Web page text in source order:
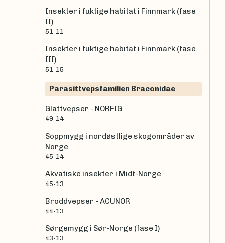
Insekter i fuktige habitat i Finnmark (fase
II)
51-11
Insekter i fuktige habitat i Finnmark (fase
III)
51-15
Parasittvepsfamilien Braconidae
Glattvepser - NORFIG
49-14
Soppmygg i nordøstlige skogområder av
Norge
45-14
Akvatiske insekter i Midt-Norge
45-13
Broddvepser - ACUNOR
44-13
Sørgemygg i Sør-Norge (fase I)
43-13